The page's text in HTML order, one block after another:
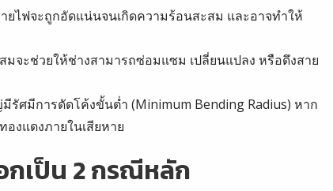
ยไฟจะถูกอัดแน่นจนเกิดความร้อนสะสม และอาจทำให้
มจะช่วยให้ช่างสามารถซ่อมแซม เปลี่ยนแปลง หรือดึงสาย
รัศมีการดัดโค้งขั้นต่ำ (Minimum Bending Radius) หาก
งแดงภายในเสียหาย
เป็น 2 กรณีหลัก